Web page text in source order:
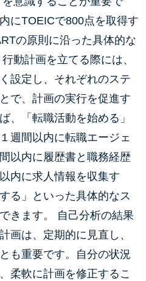
にTOEICで800点を取得す
の原則に沿った具体的な
動計画を立てる際には、
設定し、それぞれのステ
で、計画の実行を促進す
、「転職活動を始める」
週間以内に転職エージェ
以内に履歴書と職務経歴
内に求人情報を収集す
る」といった具体的なス
きます。 自己分析の結果
画は、定期的に見直し、
も重要です。自分の状況
柔軟に計画を修正するこ